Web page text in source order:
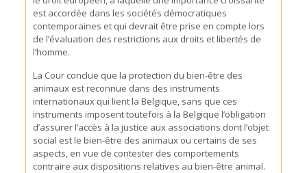
est accordée dans les sociétés démocratiques
contemporaines et qui devrait être prise en compte lors
de l’évaluation des restrictions aux droits et libertés de
l’homme.
La Cour conclue que la protection du bien-être des
animaux est reconnue dans des instruments
internationaux qui lient la Belgique, sans que ces
instruments imposent toutefois à la Belgique l’obligation
d’assurer l’accès à la justice aux associations dont l’objet
social est le bien-être des animaux ou certains de ses
aspects, en vue de contester des comportements
contraire aux dispositions relatives au bien-être animal.